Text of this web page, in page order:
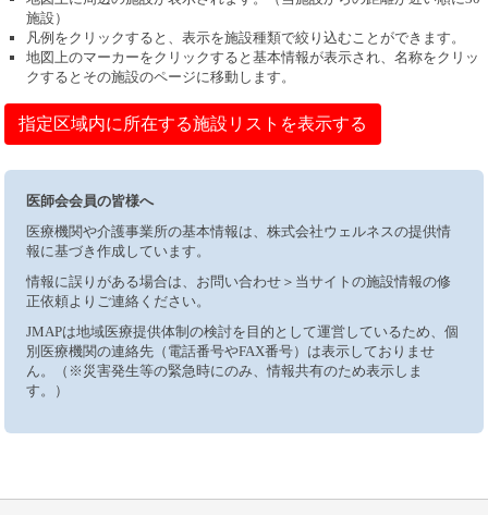
施設）
凡例をクリックすると、表示を施設種類で絞り込むことができます。
地図上のマーカーをクリックすると基本情報が表示され、名称をクリッ
クするとその施設のページに移動します。
指定区域内に所在する施設リストを表示する
医師会会員の皆様へ
医療機関や介護事業所の基本情報は、株式会社ウェルネスの提供情
報に基づき作成しています。
情報に誤りがある場合は、お問い合わせ＞当サイトの施設情報の修
正依頼よりご連絡ください。
JMAPは地域医療提供体制の検討を目的として運営しているため、個
別医療機関の連絡先（電話番号やFAX番号）は表示しておりませ
ん。（※災害発生等の緊急時にのみ、情報共有のため表示しま
す。）